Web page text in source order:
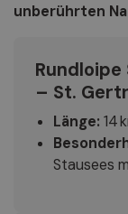
unberührten
– St.
Länge: 14
Stausees